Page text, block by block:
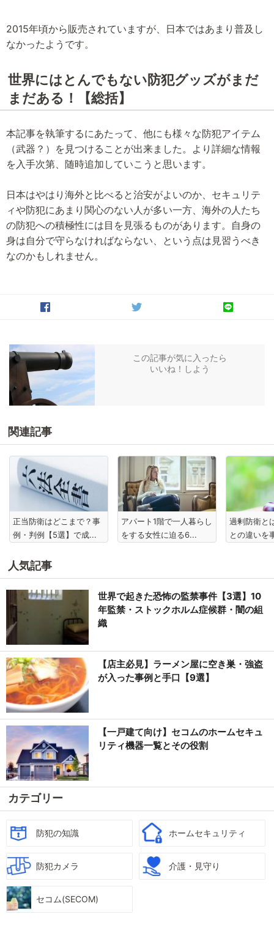
2015年頃から販売されていますが、日本ではあまり普及し
なかったようです。
世界にはとんでもない防犯グッズがまだ
まだある！【総括】
本記事を執筆するにあたって、他にも様々な防犯アイテム
（武器？）を見つけることが出来ました。より詳細な情報
を入手次第、随時追加していこうと思います。
日本はやはり海外と比べると治安がよいのか、セキュリテ
ィや防犯にあまり関心のない人が多い一方、海外の人たち
の防犯への積極性には目を見張るものがあります。自身の
身は自分で守らなければならない、という点は見習うべき
なのかもしれません。
この記事が気に入ったら
いいね！しよう
関連記事
正当防衛はどこまで？事
例・判例【5選】で成...
アパート1階で一人暮らし
をする女性に迫る6...
過剰防衛と
との違いを
人気記事
世界で起きた恐怖の監禁事件【3選】10
年監禁・ストックホルム症候群・闇の組
織
【店主必見】ラーメン屋に空き巣・強盗
が入った事例と手口【9選】
【一戸建て向け】セコムのホームセキュ
リティ機器一覧とその役割
カテゴリー
防犯の知識 ホームセキュリティ
防犯カメラ 介護・見守り
セコム(SECOM)